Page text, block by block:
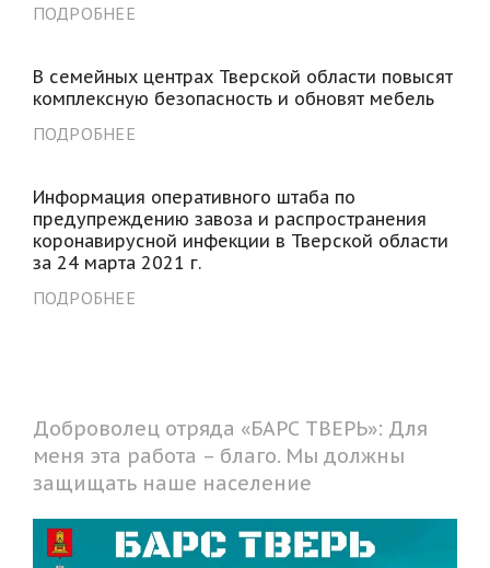
ПОДРОБНЕЕ
В семейных центрах Тверской области повысят
комплексную безопасность и обновят мебель
ПОДРОБНЕЕ
Информация оперативного штаба по
предупреждению завоза и распространения
коронавирусной инфекции в Тверской области
за 24 марта 2021 г.
ПОДРОБНЕЕ
Доброволец отряда «БАРС ТВЕРЬ»: Для
меня эта работа – благо. Мы должны
защищать наше население